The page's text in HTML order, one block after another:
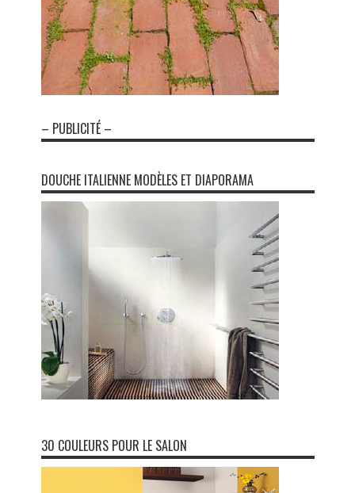
– PUBLICITÉ –
DOUCHE ITALIENNE MODÈLES ET DIAPORAMA
30 COULEURS POUR LE SALON